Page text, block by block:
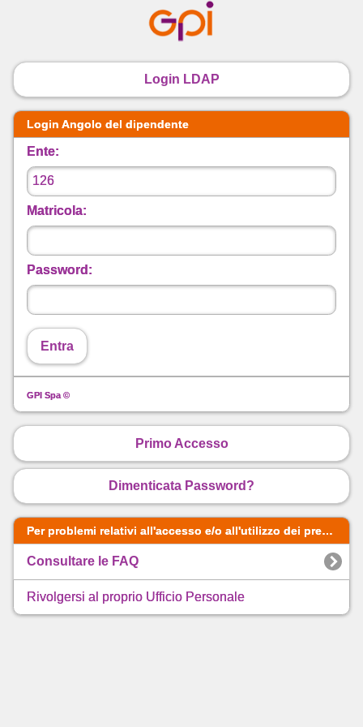
Login LDAP
Login Angolo del dipendente
Ente:
Matricola:
Password:
Entra
GPI Spa ©
Primo Accesso
Dimenticata Password?
Per problemi relativi all'accesso e/o all'utilizzo dei presenti servizi web procedere nel seguente ordine:
Consultare le FAQ
Rivolgersi al proprio Ufficio Personale